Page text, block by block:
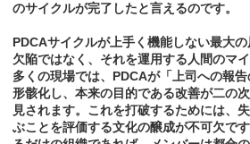
のサイクルが完了したと言えるのです。
PDCAサイクルが上手く機能しない最大
欠陥ではなく、それを運用する人間のマ
多くの現場では、PDCAが「上司への報
形骸化し、本来の目的である改善が二の
見されます。これを打破するためには、
ぶことを評価する文化の醸成が不可欠で